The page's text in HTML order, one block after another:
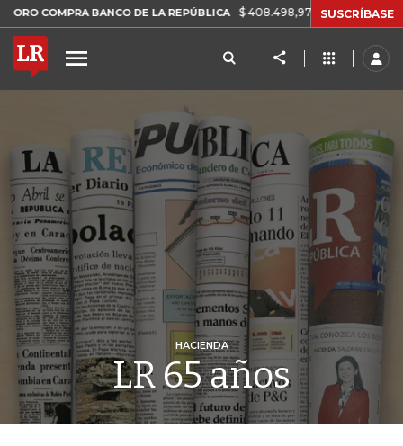
BANCO DE LA REPÚBLICA $ 408.498,97 +$ 8.753,81 +2,19%
SUSCRÍBASE
HACIENDA
LR 65 años